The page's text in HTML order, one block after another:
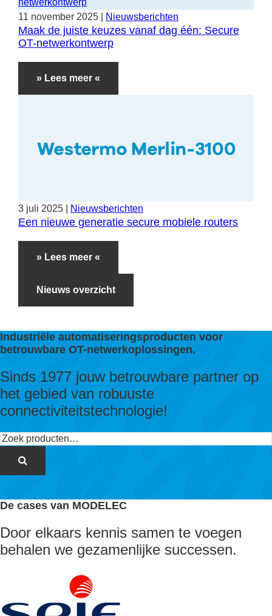
11 november 2025 Nieuwsberichten
Maak de juiste keuzes vanaf dag één: Secure
OT-netwerkontwerp
» Lees meer «
3 juli 2025 Nieuwsberichten
Een nieuwe generatie secure mobiele routers
» Lees meer «
Nieuws overzicht
Industriële automatiseringsproducten voor
betrouwbare OT-netwerkoplossingen.
Sinds 1977 jouw betrouwbare partner op
het gebied van robuuste
connectiviteitstechnologie!
Zoeken
De cases van MODELEC
Door elkaars kennis samen te voegen
behalen we gezamenlijke successen.